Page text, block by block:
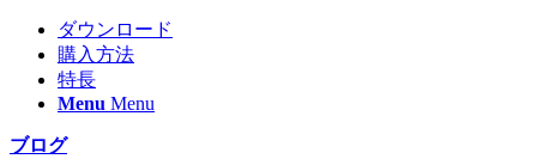
ダウンロード
購入方法
特長
Menu Menu
ブログ